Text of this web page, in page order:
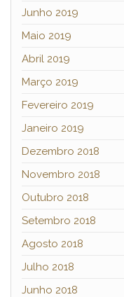
Junho 2019
Maio 2019
Abril 2019
Março 2019
Fevereiro 2019
Janeiro 2019
Dezembro 2018
Novembro 2018
Outubro 2018
Setembro 2018
Agosto 2018
Julho 2018
Junho 2018